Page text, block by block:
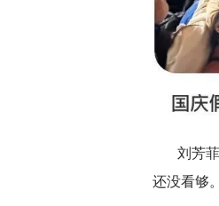
刘芳
还没看够